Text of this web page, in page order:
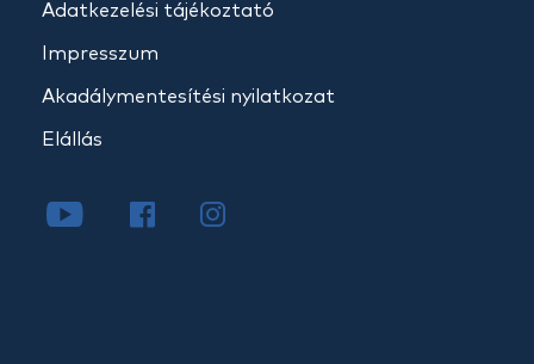
Adatkezelési tájékoztató
Impresszum
Akadálymentesítési nyilatkozat
Elállás